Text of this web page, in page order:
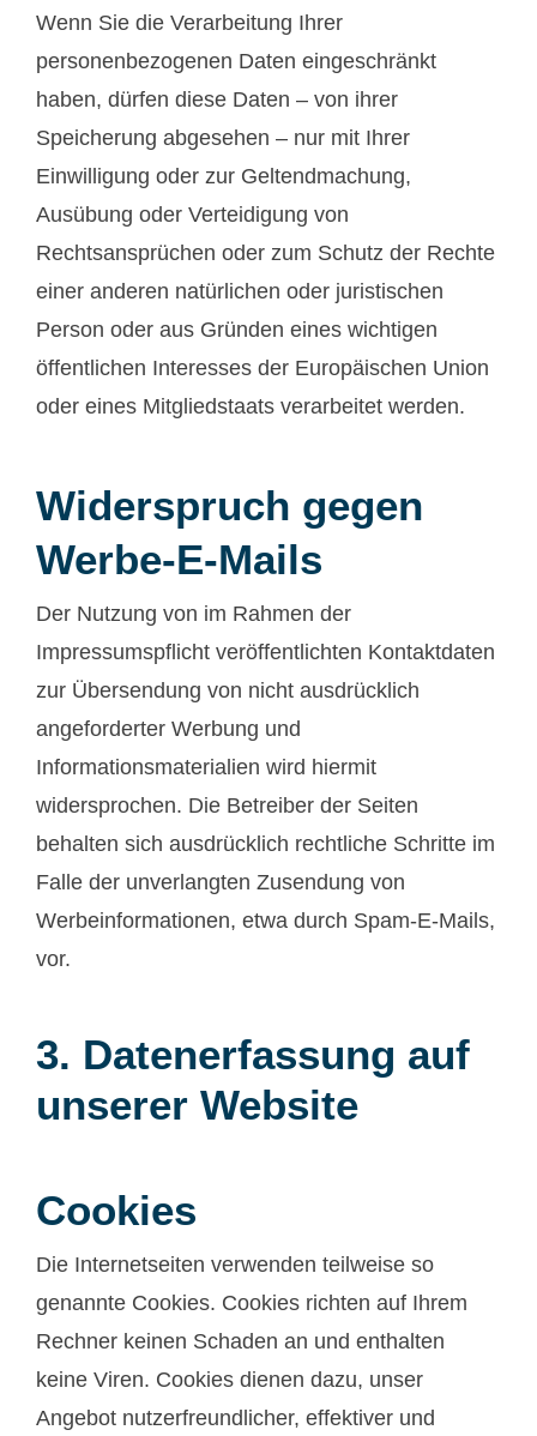
Wenn Sie die Verarbeitung Ihrer
personenbezogenen Daten eingeschränkt
haben, dürfen diese Daten – von ihrer
Speicherung abgesehen – nur mit Ihrer
Einwilligung oder zur Geltendmachung,
Ausübung oder Verteidigung von
Rechtsansprüchen oder zum Schutz der Rechte
einer anderen natürlichen oder juristischen
Person oder aus Gründen eines wichtigen
öffentlichen Interesses der Europäischen Union
oder eines Mitgliedstaats verarbeitet werden.
Widerspruch gegen
Werbe-E-Mails
Der Nutzung von im Rahmen der
Impressumspflicht veröffentlichten Kontaktdaten
zur Übersendung von nicht ausdrücklich
angeforderter Werbung und
Informationsmaterialien wird hiermit
widersprochen. Die Betreiber der Seiten
behalten sich ausdrücklich rechtliche Schritte im
Falle der unverlangten Zusendung von
Werbeinformationen, etwa durch Spam-E-Mails,
vor.
3. Datenerfassung auf
unserer Website
Cookies
Die Internetseiten verwenden teilweise so
genannte Cookies. Cookies richten auf Ihrem
Rechner keinen Schaden an und enthalten
keine Viren. Cookies dienen dazu, unser
Angebot nutzerfreundlicher, effektiver und